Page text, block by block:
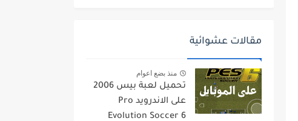
مقالات عشوائية
منذ بضع اعوام
تحميل لعبة بيس 2006
على الاندرويد Pro
Evolution Soccer 6